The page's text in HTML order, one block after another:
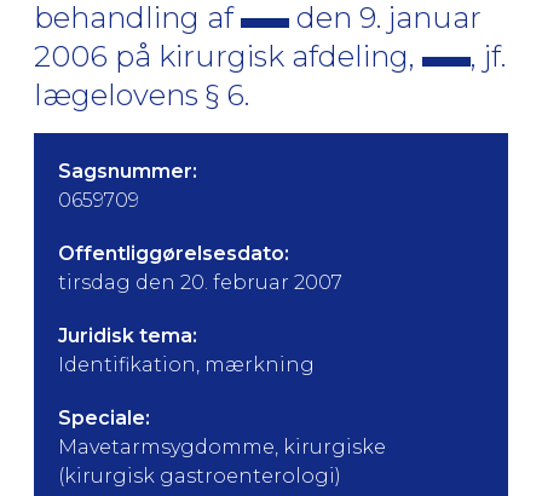
behandling af
den 9. januar
2006 på kirurgisk afdeling,
, jf.
lægelovens § 6.
Sagsnummer:
0659709
Offentliggørelsesdato:
tirsdag den 20. februar 2007
Juridisk tema:
Identifikation, mærkning
Speciale:
Mavetarmsygdomme, kirurgiske
(kirurgisk gastroenterologi)